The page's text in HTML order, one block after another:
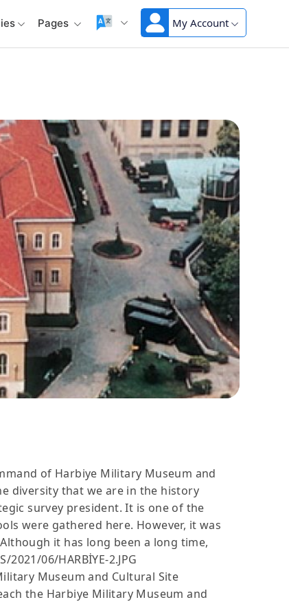
Pages My Account
of Harbiye Military Museum and
diversity that we are in the history
survey president. It is one of the
were gathered here. However, it was
it has long been a long time,
06/HARBİYE-2.JPG
Museum and Cultural Site
the Harbiye Military Museum and